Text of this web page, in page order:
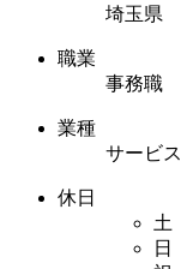
埼玉県
職業
事務職
業種
サービス
休日
土
日